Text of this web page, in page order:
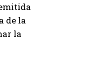
de la
la